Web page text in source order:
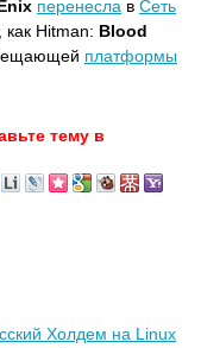
перенесла в Сеть
как Hitman: Blood
платформы
тему в
Холдем на Linux